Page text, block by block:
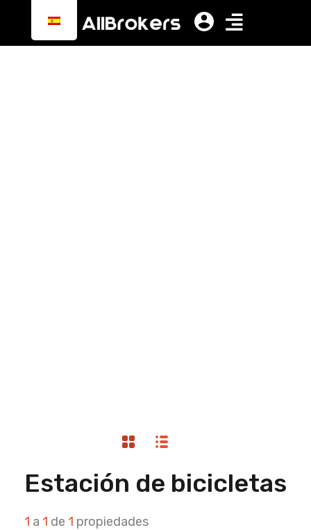
Estación de bicicletas
1 a 1 de 1 propiedades